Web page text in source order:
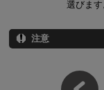
選びます
注意